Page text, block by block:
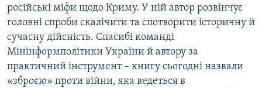
російські міфи щодо Криму. У ній автор розвінчує
головні спроби скалічити та спотворити історичну й
сучасну дійсність. Спасибі команді
Мінінформполітики України й автору за
практичний інструмент – книгу сьогодні назвали
«зброєю» проти війни, яка ведеться в